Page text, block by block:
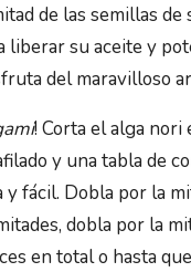
de las semillas
su aceite y
del maravilloso
! Corta el alga nori
y una tabla de
y fácil. Dobla por la
dobla por la
en total o hasta